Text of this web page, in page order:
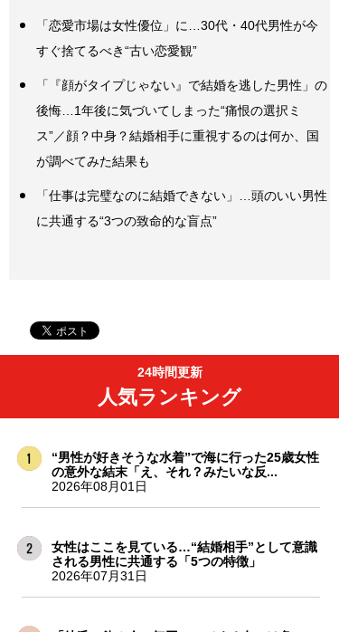
「恋愛市場は女性優位」に…30代・40代男性が今
すぐ捨てるべき“古い恋愛観”
「『顔がタイプじゃない』で結婚を逃した男性」の
後悔…1年後に気づいてしまった“痛恨の選択ミ
ス”／顔？中身？結婚相手に重視するのは何か、国
が調べてみた結果も
「仕事は完璧なのに結婚できない」…頭のいい男性
に共通する“3つの致命的な盲点”
24時間更新
人気ランキング
“男性が好きそうな水着”で海に行った25歳女性
の意外な結末「え、それ？みたいな反...
2026年08月01日
女性はここを見ている…“結婚相手”として意識
される男性に共通する「5つの特徴」
2026年07月31日